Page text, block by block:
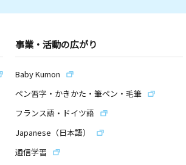
事業・活動の広がり
Baby Kumon
ペン習字・かきかた・筆ペン・毛筆
フランス語・ドイツ語
Japanese（日本語）
通信学習